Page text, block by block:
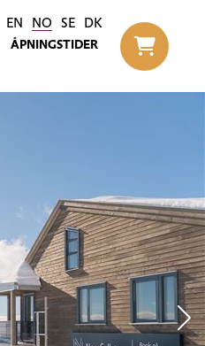
EN NO SE DK
ÅPNINGSTIDER
Til